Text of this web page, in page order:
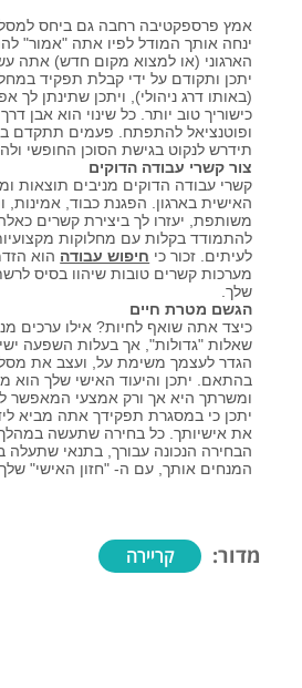
אמץ פרספקטיבה רחבה גם ביחס
ינחה אותך המודל לפיו אתה "אמור"
הארגוני (או למצוא מקום חדש) אתה
יתכן ותקודם על ידי קבלת תפקיד
(באותו דרג ניהולי), ויתכן שתינתן לך
כישוריך טוב יותר. כל שינוי הוא אבן
ופוטנציאל להתפתח. פעמים תתקדם
תידרש לנקוט בגישת הסוכן החופשי
צור קשרי עבודה הדוקים
קשרי עבודה הדוקים מניבים תוצאות
האישית בארגון. הפגנת כבוד, אמינות,
משותפת, יעזרו לך ביצירת קשרים
להתמודד בקלות עם מחלוקות
לעיתים. זכור כי חיפוש עבודה הוא
מערכות קשרים טובות שיהוו בסיס
שלך.
הגשם מטרת חיים
כיצד אתה שואף לחיות? אילו ערכים
שאלות "גדולות", אך בעלות השפעה
הגדר לעצמך משימת על, ועצב את
בהתאם. יתכן והיעוד האישי שלך הוא
ומשרתך היא אך ורק אמצעי המאפשר
יתכן כי במסגרת תפקידך אתה מביא
את אישיותך. כל בחירה שתעשה
הבחירה הנכונה עבורך, בתנאי
המנחים אותך, עם ה- "חזון האישי"
מדור: קריירה